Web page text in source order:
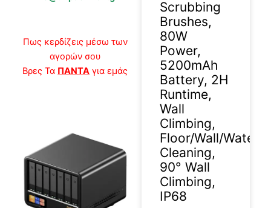
Πως κερδίζεις μέσω των
αγορών σου
Βρες Τα ΠΑΝΤΑ για εμάς
Scrubbing
Brushes,
80W
Power,
5200mAh
Battery, 2H
Runtime,
Wall
Climbing,
Floor/Wall/
Cleaning,
90° Wall
Climbing,
IP68